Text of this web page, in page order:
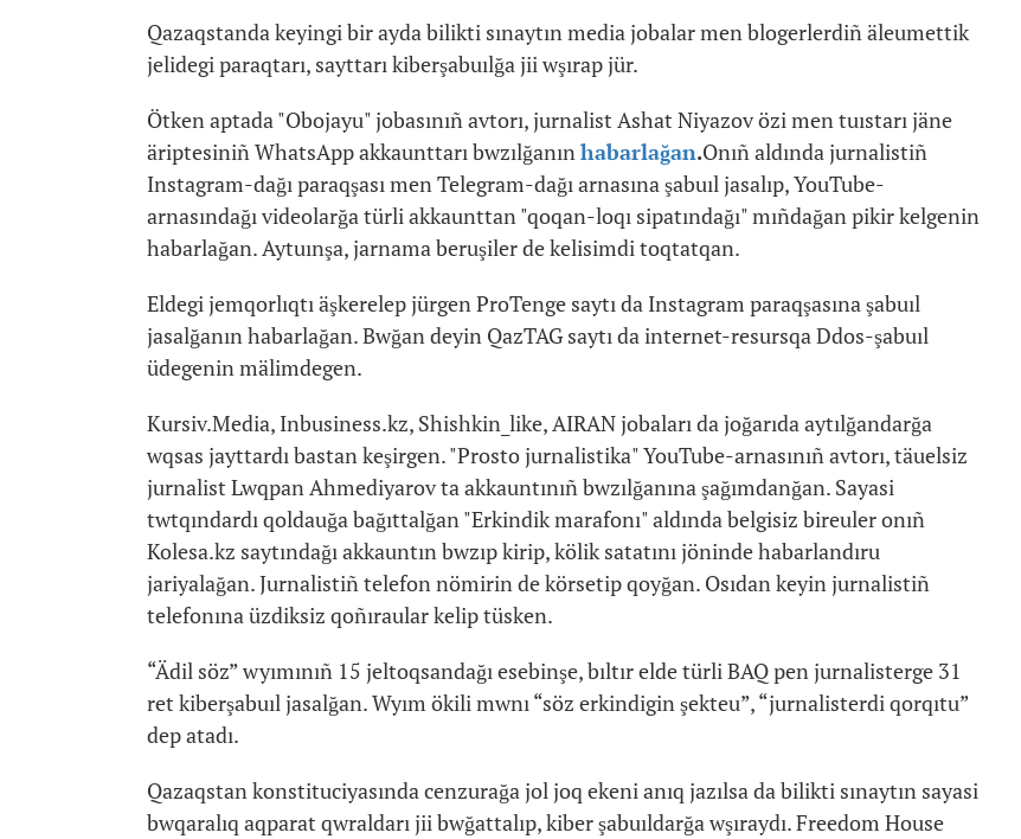
Qazaqstanda keyingi bir ayda bilikti sınaytın media jobalar men blogerlerdiñ äleumettik
jelidegi paraqtarı, sayttarı kiberşabuılğa jii wşırap jür.
Ötken aptada "Obojayu" jobasınıñ avtorı, jurnalist Ashat Niyazov özi men tuıstarı jäne
äriptesiniñ WhatsApp akkaunttarı bwzılğanınhabarlağan.Onıñ aldında jurnalistiñ
Instagram-dağı paraqşası men Telegram-dağı arnasına şabuıl jasalıp, YouTube-
arnasındağı videolarğa türli akkaunttan "qoqan-loqı sipatındağı" mıñdağan pikir kelgenin
habarlağan. Aytuınşa, jarnama beruşiler de kelisimdi toqtatqan.
Eldegi jemqorlıqtı äşkerelep jürgen ProTenge saytı da Instagram paraqşasına şabuıl
jasalğanın habarlağan. Bwğan deyin QazTAG saytı da internet-resursqa Ddos-şabuıl
üdegenin mälimdegen.
Kursiv.Media, Inbusiness.kz, Shishkin_like, AIRAN jobaları da joğarıda aytılğandarğa
wqsas jayttardı bastan keşirgen. "Prosto jurnalistika" YouTube-arnasınıñ avtorı, täuelsiz
jurnalist Lwqpan Ahmediyarov ta akkauntınıñ bwzılğanına şağımdanğan. Sayasi
twtqındardı qoldauğa bağıttalğan "Erkindik marafonı" aldında belgisiz bireuler onıñ
Kolesa.kz saytındağı akkauntın bwzıp kirip, kölik satatını jöninde habarlandıru
jariyalağan. Jurnalistiñ telefon nömirin de körsetip qoyğan. Osıdan keyin jurnalistiñ
telefonına üzdiksiz qoñıraular kelip tüsken.
“Ädil söz” wyımınıñ 15 jeltoqsandağı esebinşe, bıltır elde türli BAQ pen jurnalisterge 31
ret kiberşabuıl jasalğan. Wyım ökili mwnı “söz erkindigin şekteu”, “jurnalisterdi qorqıtu”
dep atadı.
Qazaqstan konstituciyasında cenzurağa jol joq ekeni anıq jazılsa da bilikti sınaytın sayasi
bwqaralıq aqparat qwraldarı jii bwğattalıp, kiber şabuıldarğa wşıraydı. Freedom House